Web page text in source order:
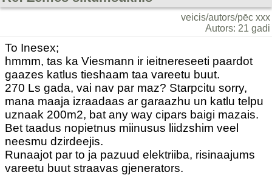
veicis/autors/pēc xxx
Autors: 21 gadi
To Inesex;
hmmm, tas ka Viesmann ir ieitnereseeti paardot
gaazes katlus tieshaam taa vareetu buut.
270 Ls gada, vai nav par maz? Starpcitu sorry,
mana maaja izraadaas ar garaazhu un katlu telpu
uznaak 200m2, bat any way cipars baigi mazais.
Bet taadus nopietnus miinusus liidzshim veel
neesmu dzirdeejis.
Runaajot par to ja pazuud elektriiba, risinaajums
vareetu buut straavas gjenerators.